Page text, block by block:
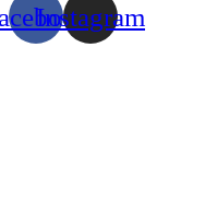
Instagram